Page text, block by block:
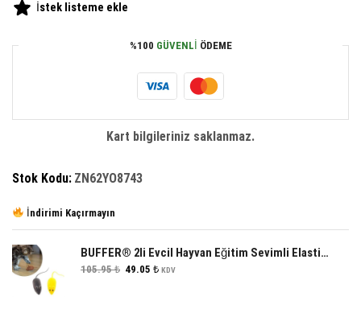
Kutu
adet
İstek listeme ekle
%100 GÜVENLI ÖDEME
Kart bilgileriniz saklanmaz.
Stok Kodu: ZN62YO8743
İndirimi Kaçırmayın
BUFFER® 2li Evcil Hayvan Eğitim Sevimli Elastik Kedi Fare Yakalama İnteraktif Sesli Eğitim Oyuncağı
105.95₺ Orijinal
49.05 ₺Şu
KDV